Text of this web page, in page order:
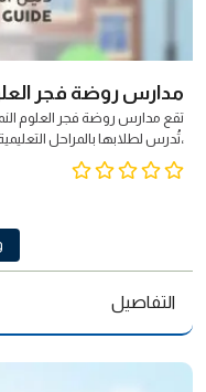
مدارس روضة فجر
تقع مدارس روضة فجر العلوم
،تُدرس لطلابها بالمراحل
بالمهنية والشفافية في الاداء .
في العملية التربوية والمساءلة .
التفاصيل